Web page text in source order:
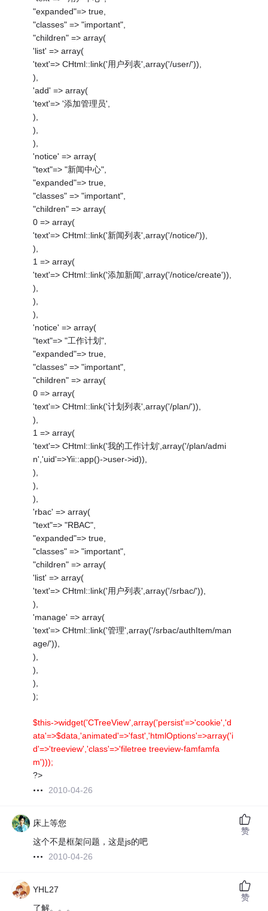
"expanded"=> true,
"classes" => "important",
"children" => array(
'list' => array(
'text'=> CHtml::link('用户列表',array('/user/')),
),
'add' => array(
'text'=> '添加管理员',
),
),
),
'notice' => array(
"text"=> "新闻中心",
"expanded"=> true,
"classes" => "important",
"children" => array(
0 => array(
'text'=> CHtml::link('新闻列表',array('/notice/')),
),
1 => array(
'text'=> CHtml::link('添加新闻',array('/notice/create')),
),
),
),
'notice' => array(
"text"=> "工作计划",
"expanded"=> true,
"classes" => "important",
"children" => array(
0 => array(
'text'=> CHtml::link('计划列表',array('/plan/')),
),
1 => array(
'text'=> CHtml::link('我的工作计划',array('/plan/admi
n','uid'=>Yii::app()->user->id)),
),
),
),
'rbac' => array(
"text"=> "RBAC",
"expanded"=> true,
"classes" => "important",
"children" => array(
'list' => array(
'text'=> CHtml::link('用户列表',array('/srbac/')),
),
'manage' => array(
'text'=> CHtml::link('管理',array('/srbac/authItem/man
age/')),
),
),
),
);
$this->widget('CTreeView',array('persist'=>'cookie','d
ata'=>$data,'animated'=>'fast','htmlOptions'=>array('i
d'=>'treeview','class'=>'filetree treeview-famfamfa
m')));
?>
2010-04-26
床上等您
这个不是框架问题，这是js的吧
2010-04-26
赞
YHL27
了解。。。
赞